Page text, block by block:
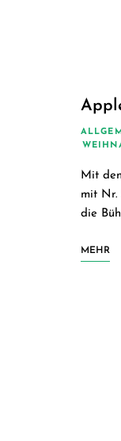
Mit
mit Nr.
die
MEHR